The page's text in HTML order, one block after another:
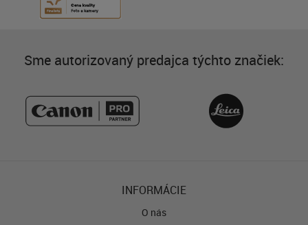
Sme autorizovaný predajca týchto značiek:
INFORMÁCIE
O nás